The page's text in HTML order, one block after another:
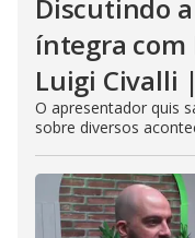
Discutindo
íntegra com
Luigi Civalli
O apresentador quis
sobre diversos